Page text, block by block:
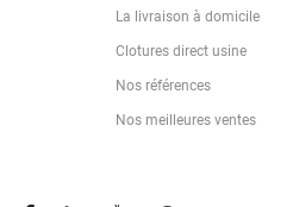
La livraison à domicile
Clotures direct usine
Nos références
Nos meilleures ventes